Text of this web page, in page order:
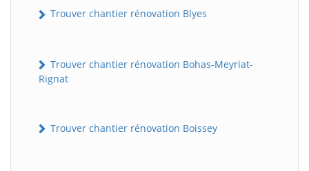
Trouver chantier rénovation Blyes
Trouver chantier rénovation Bohas-Meyriat-
Rignat
Trouver chantier rénovation Boissey